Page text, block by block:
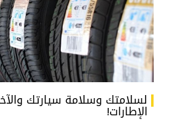
لسلامتك وسلامة سيارتك
الإطارات!